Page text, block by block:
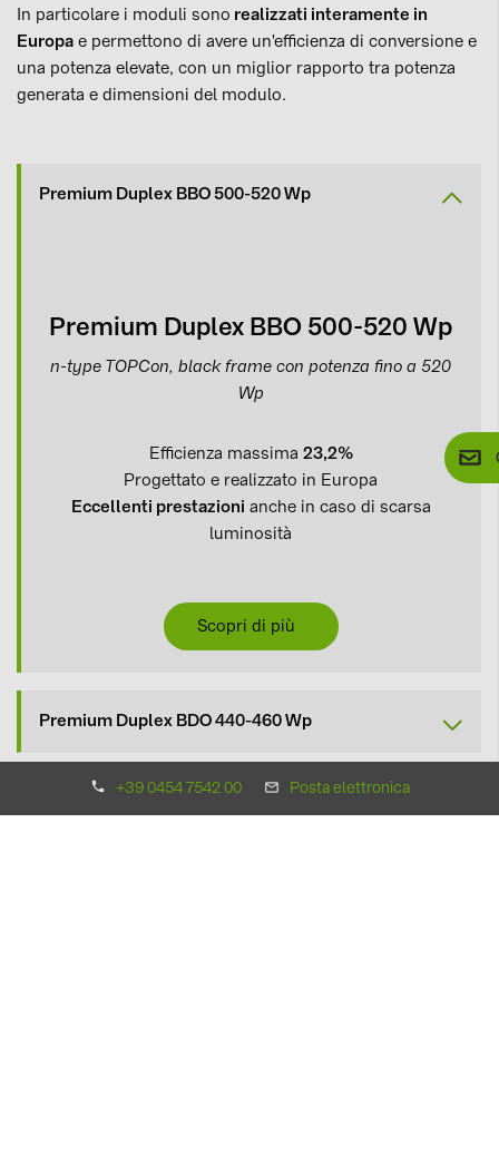
+39 0454 7542 00 Posta elettronica
In particolare i moduli sono realizzati interamente in
Europa e permettono di avere un'efficienza di conversione e
una potenza elevate, con un miglior rapporto tra potenza
generata e dimensioni del modulo.
Premium Duplex BBO 500-520 Wp
Premium Duplex BBO 500-520 Wp
n-type TOPCon, black frame con potenza fino a 520
Wp
Efficienza massima 23,2%
Progettato e realizzato in Europa
Eccellenti prestazioni anche in caso di scarsa
luminosità
Scopri di più
Premium Duplex BDO 440-460 Wp
Tecnologia